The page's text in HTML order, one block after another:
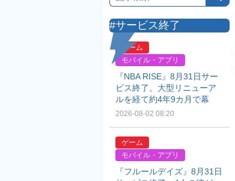
#サービス終了
ゲーム
モバイル・アプリ
『NBA RISE』8月31日サー
ビス終了。大型リニューア
ルを経て約4年9カ月で幕
2026-08-02 08:20
ゲーム
モバイル・アプリ
『フルールデイズ』8月31日